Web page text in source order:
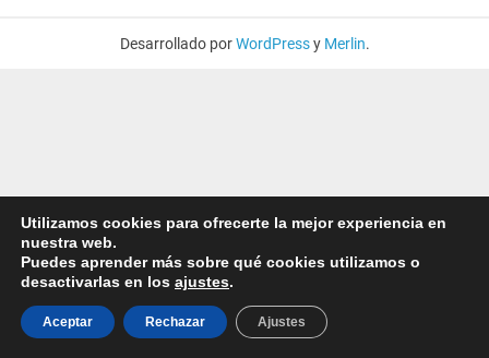
Desarrollado porWordPressy Merlin.
Utilizamos cookies para ofrecerte la mejor experiencia en
nuestra web.
Puedes aprender más sobre qué cookies utilizamos o
desactivarlas en los ajustes.
Aceptar Rechazar Ajustes